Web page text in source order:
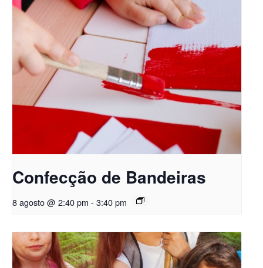
Confecção de Bandeiras
8 agosto @ 2:40 pm - 3:40 pm